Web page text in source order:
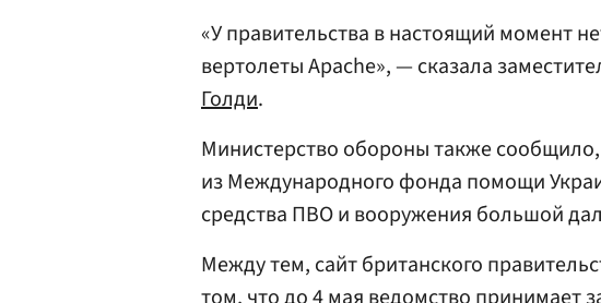
«У правительства в настоящий момент
вертолеты Apache», — сказала
Голди.
Министерство обороны также
из Международного фонда помощи
средства ПВО и вооружения большой
Между тем, сайт британского